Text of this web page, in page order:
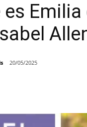
Emilia
20/05/2025